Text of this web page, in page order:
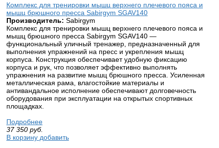
Комплекс для тренировки мышц верхнего плечевого пояса и
мышц брюшного пресса Sabirgym SGAV140
Производитель: Sabirgym
Комплекс для тренировки мышц верхнего плечевого пояса и
мышц брюшного пресса Sabirgym SGAV140 —
функциональный уличный тренажер, предназначенный для
выполнения упражнений на пресс и укрепления мышц
корпуса. Конструкция обеспечивает удобную фиксацию
корпуса и рук, что позволяет эффективно выполнять
упражнения на развитие мышц брюшного пресса. Усиленная
металлическая рама, влагостойкие материалы и
антивандальное исполнение обеспечивают долговечность
оборудования при эксплуатации на открытых спортивных
площадках.
Подробнее
37 350 руб.
В корзину добавить